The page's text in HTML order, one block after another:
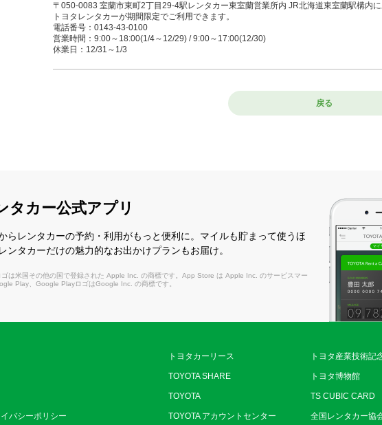
〒050-0083 室蘭市東町2丁目29-4駅レンタカー東室蘭営業所内 JR北海道東室蘭駅構内に
トヨタレンタカーが期間限定でご利用できます。
電話番号：0143-43-0100
営業時間：9:00～18:00(1/4～12/29) / 9:00～17:00(12/30)
休業日：12/31～1/3
戻る
タカー公式アプリ
らレンタカーの予約・利用がもっと便利に。マイルも貯まって使うほ
ンタカーだけの魅力的なお出かけプランもお届け。
は米国その他の国で登録された Apple Inc. の商標です。App Store は Apple Inc. のサービスマー
Play、Google PlayロゴはGoogle Inc. の商標です。
バシーポリシー
トヨタカーリース
TOYOTA SHARE
TOYOTA
TOYOTA アカウントセンター
トヨタ産業技術記
トヨタ博物館
TS CUBIC CARD
全国レンタカー協